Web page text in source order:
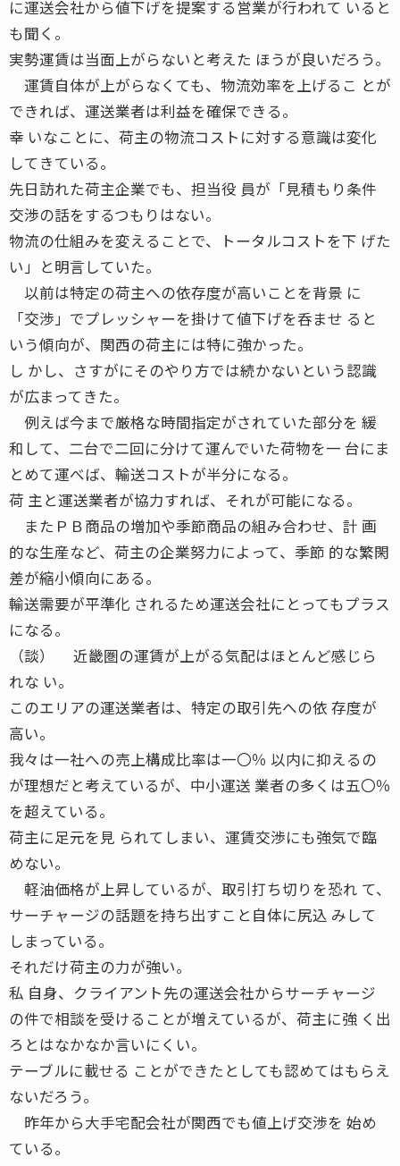
に運送会社から値下げを提案する営業が行われて いると
も聞く。
実勢運賃は当面上がらないと考えた ほうが良いだろう。
運賃自体が上がらなくても、物流効率を上げるこ とが
できれば、運送業者は利益を確保できる。
幸 いなことに、荷主の物流コストに対する意識は変化
してきている。
先日訪れた荷主企業でも、担当役 員が「見積もり条件
交渉の話をするつもりはない。
物流の仕組みを変えることで、トータルコストを下 げた
い」と明言していた。
以前は特定の荷主への依存度が高いことを背景 に
「交渉」でプレッシャーを掛けて値下げを呑ませ ると
いう傾向が、関西の荷主には特に強かった。
し かし、さすがにそのやり方では続かないという認識
が広まってきた。
例えば今まで厳格な時間指定がされていた部分を 緩
和して、二台で二回に分けて運んでいた荷物を一 台にま
とめて運べば、輸送コストが半分になる。
荷 主と運送業者が協力すれば、それが可能になる。
またＰＢ商品の増加や季節商品の組み合わせ、計 画
的な生産など、荷主の企業努力によって、季節 的な繁閑
差が縮小傾向にある。
輸送需要が平準化 されるため運送会社にとってもプラス
になる。
（談） 近畿圏の運賃が上がる気配はほとんど感じら
れな い。
このエリアの運送業者は、特定の取引先への依 存度が
高い。
我々は一社への売上構成比率は一〇％ 以内に抑えるの
が理想だと考えているが、中小運送 業者の多くは五〇％
を超えている。
荷主に足元を見 られてしまい、運賃交渉にも強気で臨
めない。
軽油価格が上昇しているが、取引打ち切りを恐れ て、
サーチャージの話題を持ち出すこと自体に尻込 みして
しまっている。
それだけ荷主の力が強い。
私 自身、クライアント先の運送会社からサーチャージ
の件で相談を受けることが増えているが、荷主に強 く出
ろとはなかなか言いにくい。
テーブルに載せる ことができたとしても認めてはもらえ
ないだろう。
昨年から大手宅配会社が関西でも値上げ交渉を 始め
ている。